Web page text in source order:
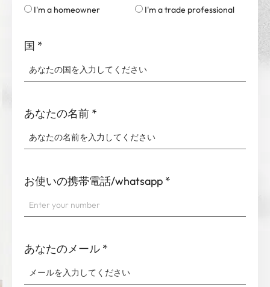
I'm a homeowner I'm a trade professional
国 *
あなたの名前 *
お使いの携帯電話/whatsapp *
あなたのメール *